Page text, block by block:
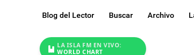
Blog del Lector Buscar Archivo
LA ISLA FM EN VIVO:
WORLD CHART